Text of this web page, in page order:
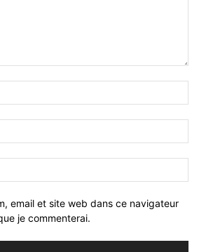
email et site web dans ce navigateur
je commenterai.